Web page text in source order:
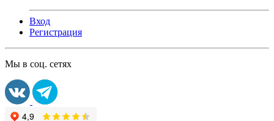
Вход
Регистрация
Мы в соц. сетях